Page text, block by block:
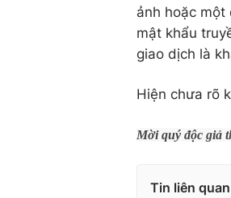
ảnh hoặc một
mật khẩu
giao dịch là
Hiện chưa rõ
Mời quý độc giả
Tin liên quan